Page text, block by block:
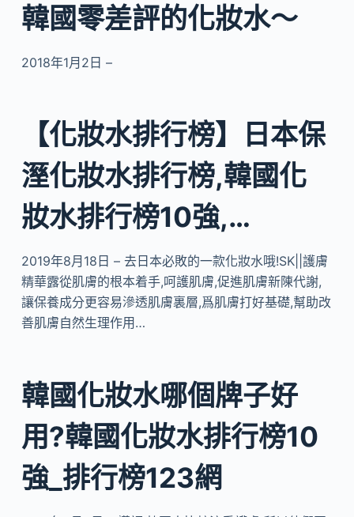
韓國零差評的化妝水～
2018年1月2日 –
【化妝水排行榜】日本保
溼化妝水排行榜,韓國化
妝水排行榜10強,…
2019年8月18日 – 去日本必敗的一款化妝水哦!SK||護膚
精華露從肌膚的根本着手,呵護肌膚,促進肌膚新陳代謝,
讓保養成分更容易滲透肌膚裏層,爲肌膚打好基礎,幫助改
善肌膚自然生理作用…
韓國化妝水哪個牌子好
用?韓國化妝水排行榜10
強_排行榜123網